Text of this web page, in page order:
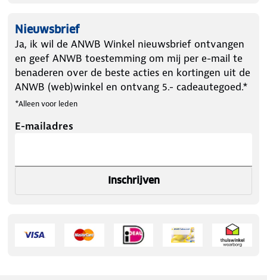
Nieuwsbrief
Ja, ik wil de ANWB Winkel nieuwsbrief ontvangen
en geef ANWB toestemming om mij per e-mail te
benaderen over de beste acties en kortingen uit de
ANWB (web)winkel en ontvang 5.- cadeautegoed.*
*Alleen voor leden
E-mailadres
Inschrijven